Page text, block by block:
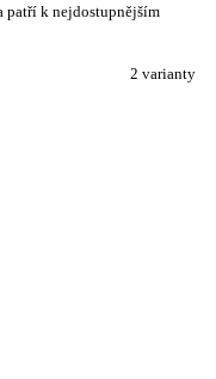
patří k nejdostupnějším
2 varianty